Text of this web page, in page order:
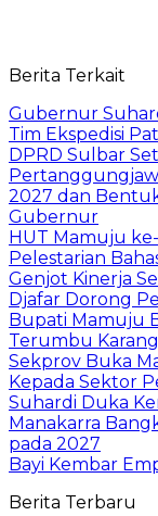
Berita Terkait
Gubernur
Tim Ekspedisi
DPRD Sulbar
2027 dan
Gubernur
HUT Mamuju
Pelestarian
Genjot Kinerja
Djafar Dorong
Bupati Mamuju
Terumbu Karang
Sekprov Buka
Kepada Sektor
Suhardi Duka
Manakarra
pada 2027
Bayi Kembar
Berita Terbaru